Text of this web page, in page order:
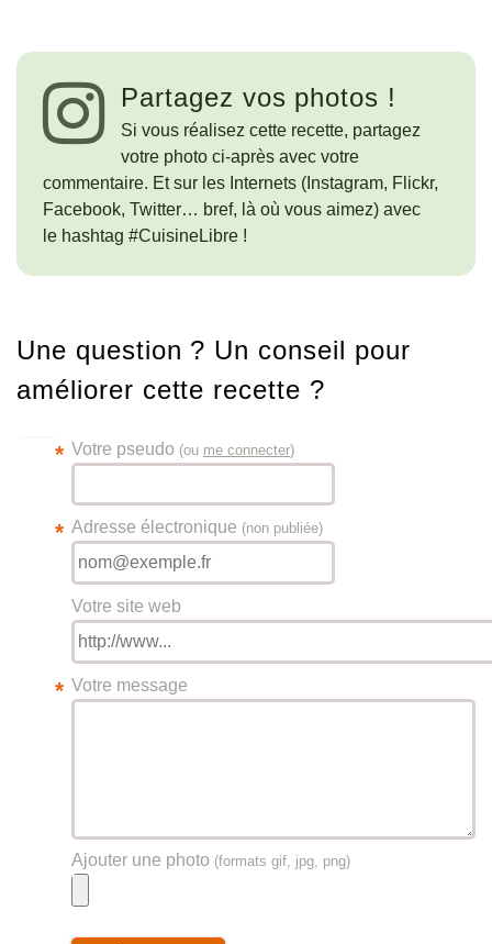
Partagez vos photos !
Si vous réalisez cette recette, partagez
votre photo ci-après avec votre
commentaire. Et sur les Internets (Instagram, Flickr,
Facebook, Twitter… bref, là où vous aimez) avec
le hashtag #CuisineLibre !
Une question ? Un conseil pour
améliorer cette recette ?
Votre pseudo
* (ou me connecter)
Adresse électronique (non publiée)
*
Votre site web
Votre message
*
Ajouter une photo (formats gif, jpg, png)